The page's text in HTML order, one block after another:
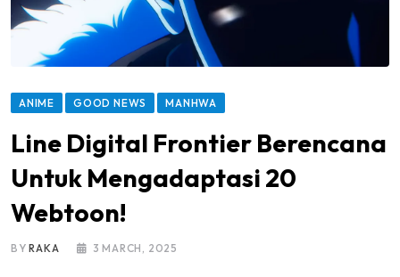
ANIME GOOD NEWS MANHWA
Line Digital Frontier Berencana
Untuk Mengadaptasi 20
Webtoon!
BYRAKA 3 MARCH, 2025